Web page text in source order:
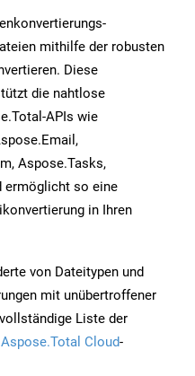
mithilfe der robusten
Diese
die nahtlose
APIs wie
Aspose.Tasks,
ermöglicht so eine
in Ihren
von Dateitypen und
mit unübertroffener
Liste der
Aspose.Total Cloud-